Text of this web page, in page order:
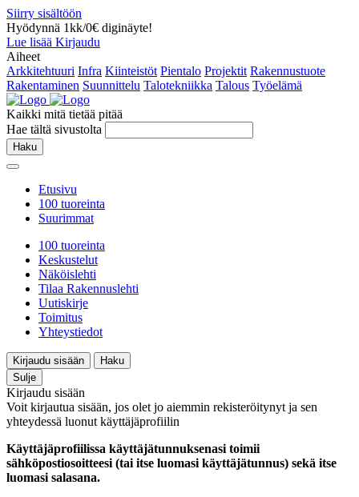
Siirry sisältöön
Hyödynnä 1kk/0€ diginäyte!
Lue lisää Kirjaudu
Aiheet
Arkkitehtuuri Infra Kiinteistöt Pientalo Projektit Rakennustuote
Rakentaminen Suunnittelu Talotekniikka Talous Työelämä
Kaikki mitä tietää pitää
Hae tältä sivustolta
Haku
Etusivu
100 tuoreinta
Suurimmat
100 tuoreinta
Keskustelut
Näköislehti
Tilaa Rakennuslehti
Uutiskirje
Toimitus
Yhteystiedot
Kirjaudu sisään
Haku
Sulje
Kirjaudu sisään
Voit kirjautua sisään, jos olet jo aiemmin rekisteröitynyt ja sen
yhteydessä luonut käyttäjäprofiilin
Käyttäjäprofiilissa käyttäjätunnuksenasi toimii
sähköpostiosoitteesi (tai itse luomasi käyttäjätunnus) sekä itse
luomasi salasana.